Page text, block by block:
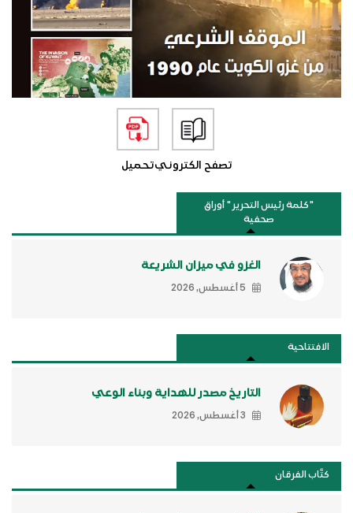
تصفح الكترونيتحميل
"كلمة رئيس التحرير " أوراق
صحفية
الغزو في ميزان الشريعة
5 أغسطس, 2026
الافتتاحية
التاريخ مصدر للهداية وبناء الوعي
3 أغسطس, 2026
كتَّاب الفرقان